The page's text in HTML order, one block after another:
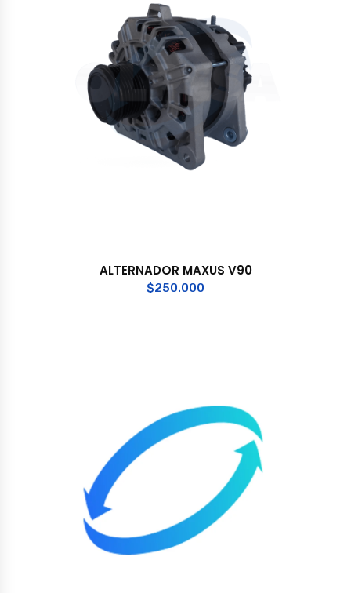
ALTERNADOR MAXUS V90
$250.000